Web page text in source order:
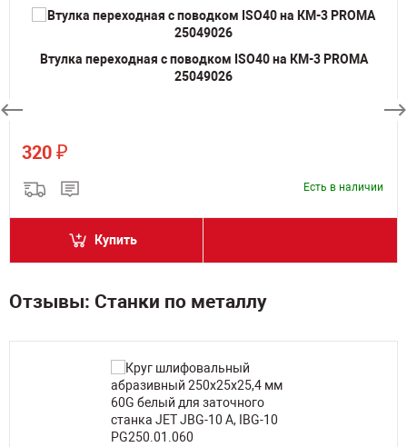
Втулка переходная с поводком ISO40 на КМ-3 PROMA
25049026
320 ₽
Есть в наличии
Купить
Отзывы: Станки по металлу
Рейтинг
товара:
Рейтинг
Рейтинг
товара:
Рейтинг
Рейтинг
Рейтинг
Рейтинг
товара: